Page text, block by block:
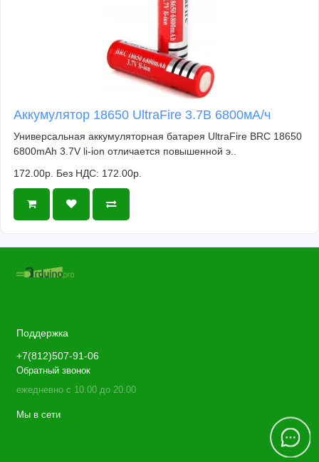
Аккумулятор 18650 UltraFire 3.7В 6800мА/ч
Универсальная аккумуляторная батарея UltraFire BRC 18650
6800mAh 3.7V li-ion отличается повышенной э..
172.00р. Без НДС: 172.00р.
Поддержка
+7(812)507-91-06
Обратный звонок
ежедневно с 10.00 до 20.00
Мы в сети